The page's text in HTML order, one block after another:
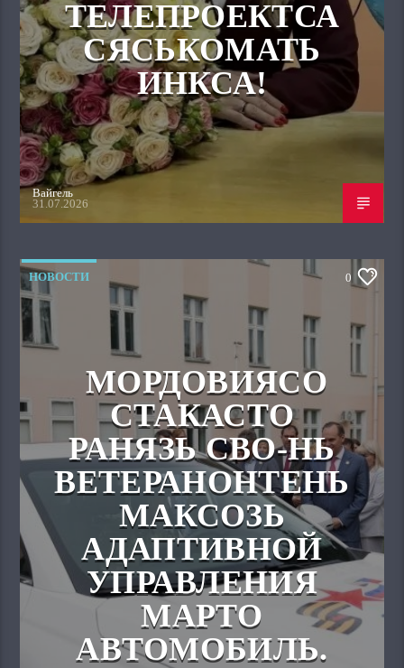
ТЕЛЕПРОЕКТСА
СЯСЬКОМАТЬ
ИНКСА!
Вайгель
31.07.2026
НОВОСТИ 0
МОРДОВИЯСО
СТАКАСТО
РАНЯЗЬ СВО-НЬ
ВЕТЕРАНОНТЕНЬ
МАКСОЗЬ
АДАПТИВНОЙ
УПРАВЛЕНИЯ
МАРТО
АВТОМОБИЛЬ.